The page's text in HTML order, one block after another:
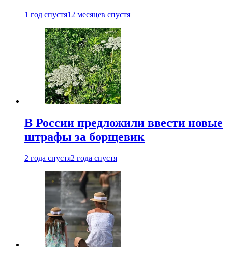
1 год спустя12 месяцев спустя
В России предложили ввести новые
штрафы за борщевик
2 года спустя2 года спустя